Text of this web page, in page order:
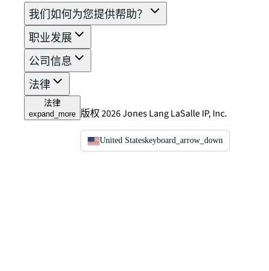
我们如何为您提供帮助？
职业发展
公司信息
法律
法律
expand_more 版权 2026 Jones Lang LaSalle IP, Inc.
United Stateskeyboard_arrow_down